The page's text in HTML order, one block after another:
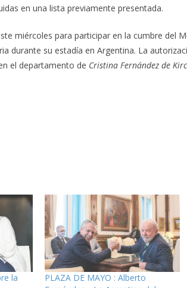
en una lista previamente presentada.
miércoles para participar en la cumbre del
durante su estadía en Argentina. La
el departamento de Cristina Fernández de
la
PLAZA DE MAYO : Alberto